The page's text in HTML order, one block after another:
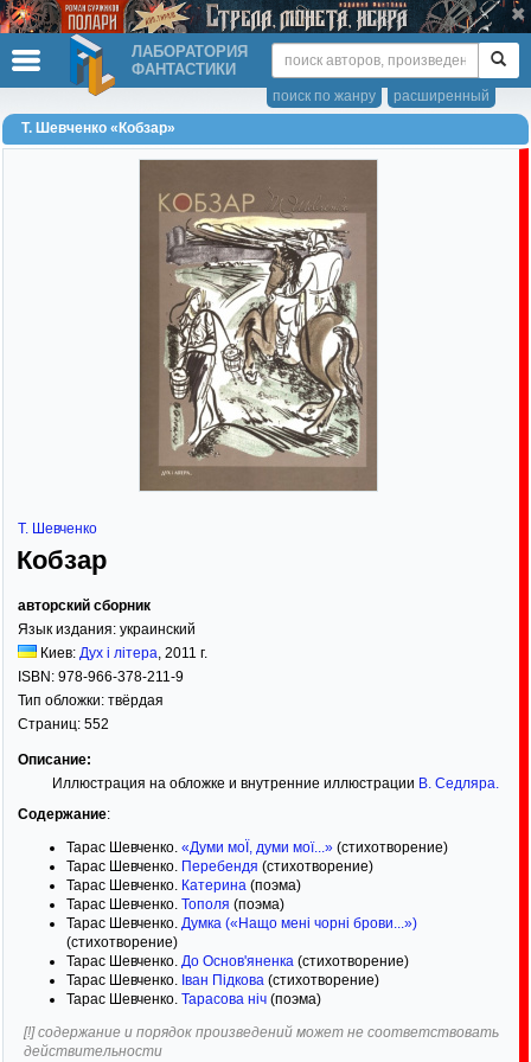
ЛАБОРАТОРИЯ
ФАНТАСТИКИ
расширенный
поиск по жанру
Т. Шевченко «Кобзар»
Т. Шевченко
Кобзар
авторский сборник
Язык издания: украинский
Киев: Дух і літера, 2011 г.
ISBN: 978-966-378-211-9
Тип обложки: твёрдая
Страниц: 552
Описание:
Иллюстрация на обложке и внутренние иллюстрации В. Седляра.
Содержание:
Тарас Шевченко. «Думи моЇ, думи мої...» (стихотворение)
Тарас Шевченко. Перебендя (стихотворение)
Тарас Шевченко. Катерина (поэма)
Тарас Шевченко. Тополя (поэма)
Тарас Шевченко. Думка («Нащо мені чорні брови...»)
(стихотворение)
Тарас Шевченко. До Основ'яненка (стихотворение)
Тарас Шевченко. Іван Підкова (стихотворение)
Тарас Шевченко. Тарасова ніч (поэма)
[!] содержание и порядок произведений может не соответствовать
действительности